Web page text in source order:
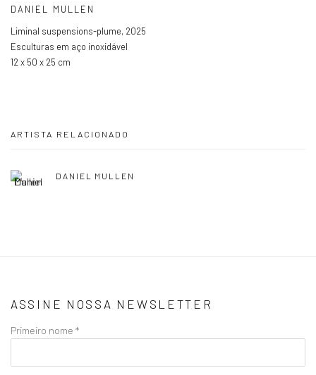
DANIEL MULLEN
Liminal suspensions-plume, 2025
Esculturas em aço inoxidável
12 x 50 x 25 cm
ARTISTA RELACIONADO
DANIEL MULLEN
ASSINE NOSSA NEWSLETTER
Primeiro nome *